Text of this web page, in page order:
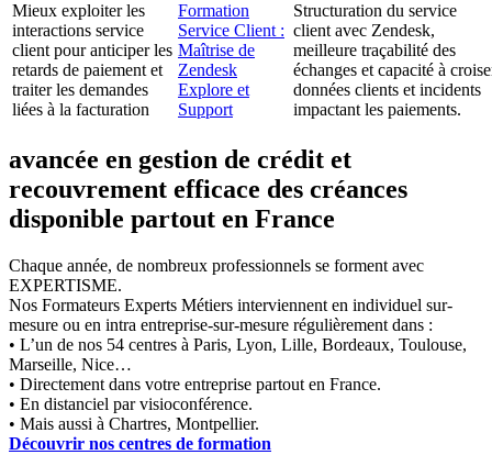
Mieux exploiter les
interactions service
client pour anticiper les
retards de paiement et
traiter les demandes
liées à la facturation
Formation
Service Client :
Maîtrise de
Zendesk
Explore et
Support
Structuration du service
client avec Zendesk,
meilleure traçabilité des
échanges et capacité à
données clients et incidents
impactant les paiements.
avancée en gestion de crédit et
recouvrement efficace des créances
disponible partout en France
Chaque année, de nombreux professionnels se forment avec
EXPERTISME.
Nos Formateurs Experts Métiers interviennent en individuel sur-
mesure ou en intra entreprise-sur-mesure régulièrement dans :
• L’un de nos 54 centres à Paris, Lyon, Lille, Bordeaux, Toulouse,
Marseille, Nice…
• Directement dans votre entreprise partout en France.
• En distanciel par visioconférence.
• Mais aussi à Chartres, Montpellier.
Découvrir nos centres de formation